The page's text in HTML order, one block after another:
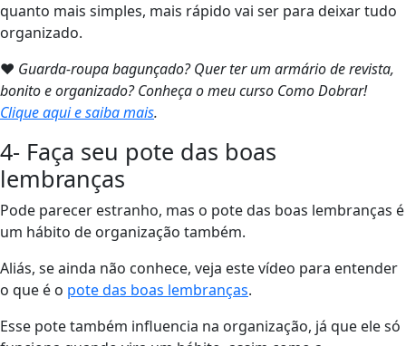
quanto mais simples, mais rápido vai ser para deixar tudo
organizado.
❤ Guarda-roupa bagunçado? Quer ter um armário de revista,
bonito e organizado? Conheça o meu curso Como Dobrar!
Clique aqui e saiba mais.
4- Faça seu pote das boas
lembranças
Pode parecer estranho, mas o pote das boas lembranças é
um hábito de organização também.
Aliás, se ainda não conhece, veja este vídeo para entender
o que é o pote das boas lembranças.
Esse pote também influencia na organização, já que ele só